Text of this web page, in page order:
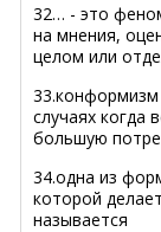
32… - это
на мнения,
целом или
33.конформизм
случаях когда
большую
34.одна из
которой
называется